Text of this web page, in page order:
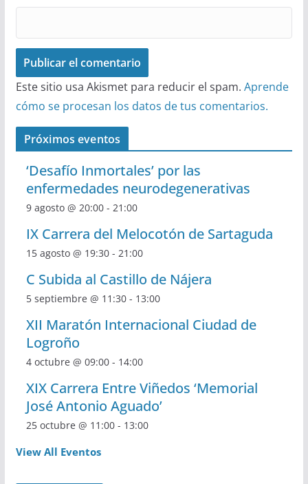
Este sitio usa Akismet para reducir el spam. Aprende
cómo se procesan los datos de tus comentarios.
Próximos eventos
‘Desafío Inmortales’ por las
enfermedades neurodegenerativas
9 agosto @ 20:00- 21:00
IX Carrera del Melocotón de Sartaguda
15 agosto @ 19:30- 21:00
C Subida al Castillo de Nájera
5 septiembre @ 11:30- 13:00
XII Maratón Internacional Ciudad de
Logroño
4 octubre @ 09:00- 14:00
XIX Carrera Entre Viñedos ‘Memorial
José Antonio Aguado’
25 octubre @ 11:00- 13:00
View All Eventos